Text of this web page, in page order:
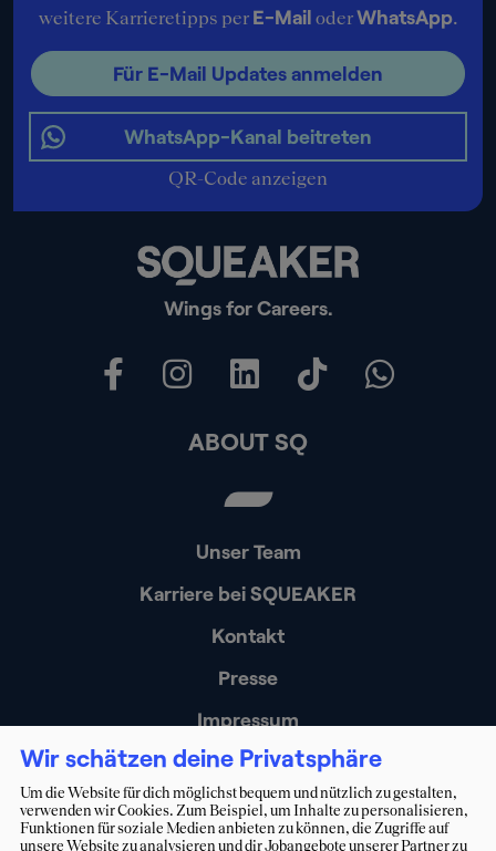
Wings for Careers.
weitere Karrieretipps per E-Mail oderWhatsApp.
Für E-Mail Updates anmelden
WhatsApp-Kanal beitreten
QR-Code anzeigen
ABOUT SQ
Unser Team
Karriere bei SQUEAKER
Kontakt
Presse
Impressum
Datenschutz
Erklärung zur Barrierefreiheit
Wir schätzen deine Privatsphäre
Um die Website für dich möglichst bequem und nützlich zu gestalten,
verwenden wir Cookies. Zum Beispiel, um Inhalte zu personalisieren,
Funktionen für soziale Medien anbieten zu können, die Zugriffe auf
unsere Website zu analysieren und dir Jobangebote unserer Partner zu